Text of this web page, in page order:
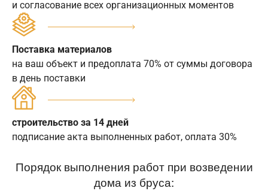
и согласование всех организационных моментов
Поставка материалов
на ваш объект и предоплата 70% от суммы договора
в день поставки
строительство за 14 дней
подписание акта выполненных работ, оплата 30%
Порядок выполнения работ при возведении
дома из бруса: